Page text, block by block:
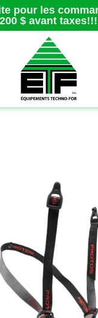
pour les
200 $ avant taxes!!!